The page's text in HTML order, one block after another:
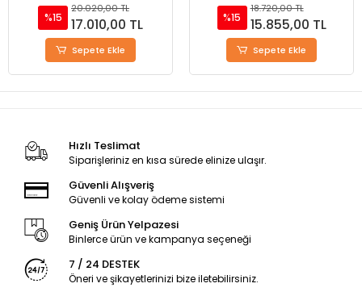
%15
18.720,00 TL
15.855,00 TL
Sepete Ekle
%15
18.720,00 TL
15.855,00 TL
Sepete Ekle
Hızlı Teslimat
Siparişleriniz en kısa sürede elinize ulaşır.
Güvenli Alışveriş
Güvenli ve kolay ödeme sistemi
Geniş Ürün Yelpazesi
Binlerce ürün ve kampanya seçeneği
7 / 24 DESTEK
Öneri ve şikayetlerinizi bize iletebilirsiniz.